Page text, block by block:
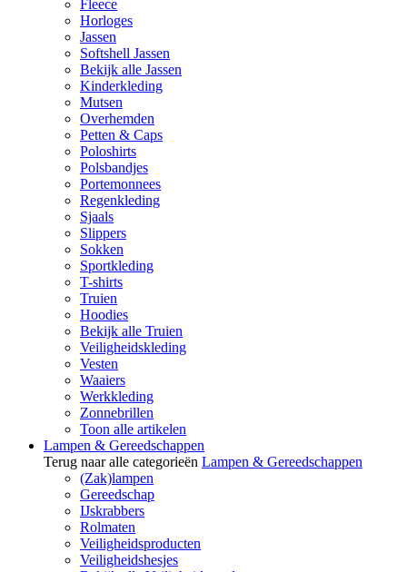
Fleece
Horloges
Jassen
Softshell Jassen
Bekijk alle Jassen
Kinderkleding
Mutsen
Overhemden
Petten & Caps
Poloshirts
Polsbandjes
Portemonnees
Regenkleding
Sjaals
Slippers
Sokken
Sportkleding
T-shirts
Truien
Hoodies
Bekijk alle Truien
Veiligheidskleding
Vesten
Waaiers
Werkkleding
Zonnebrillen
Toon alle artikelen
Lampen & Gereedschappen
Terug naar alle categorieën Lampen & Gereedschappen
(Zak)lampen
Gereedschap
IJskrabbers
Rolmaten
Veiligheidsproducten
Veiligheidshesjes